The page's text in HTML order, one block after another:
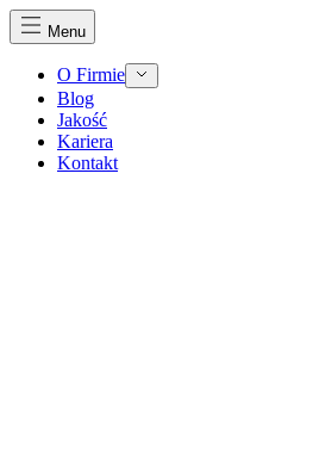
Menu
O Firmie
Blog
Jakość
Kariera
Kontakt